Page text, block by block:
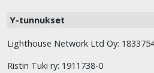
Y-tunnukset
Lighthouse Network Ltd Oy:
Ristin Tuki ry: 1911738-0